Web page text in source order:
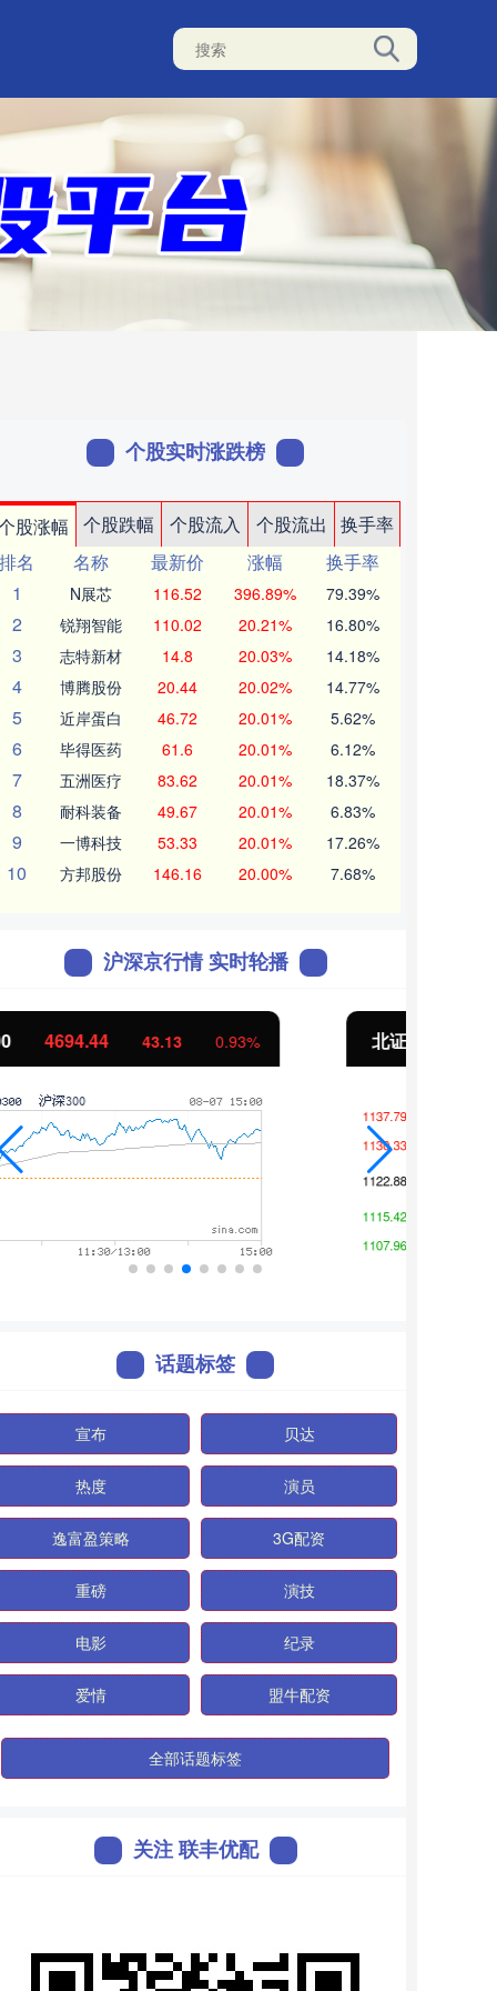
个股实时涨跌榜
股涨幅 个股跌幅 个股流入 个股流出
换手率
排名
名称 最新价 涨幅
换手率
1
N展芯 116.52 396.89% 79.39%
2 锐翔智能 110.02 20.21% 16.80%
3 志特新材 14.8 20.03% 14.18%
4 博腾股份 20.44 20.02% 14.77%
5 近岸蛋白 46.72 20.01% 5.62%
6 毕得医药 61.6 20.01% 6.12%
7 五洲医疗 83.62 20.01% 18.37%
8 耐科装备 49.67 20.01% 6.83%
9 一博科技 53.33 20.01% 17.26%
10 方邦股份 146.16 20.00% 7.68%
沪深京行情 实时轮播
北证50 1134.24 11.37
话题标签
宣布 贝达
热度 演员
逸富盈策略 3G配资
重磅 演技
电影 纪录
爱情 盟牛配资
全部话题标签
关注 联丰优配